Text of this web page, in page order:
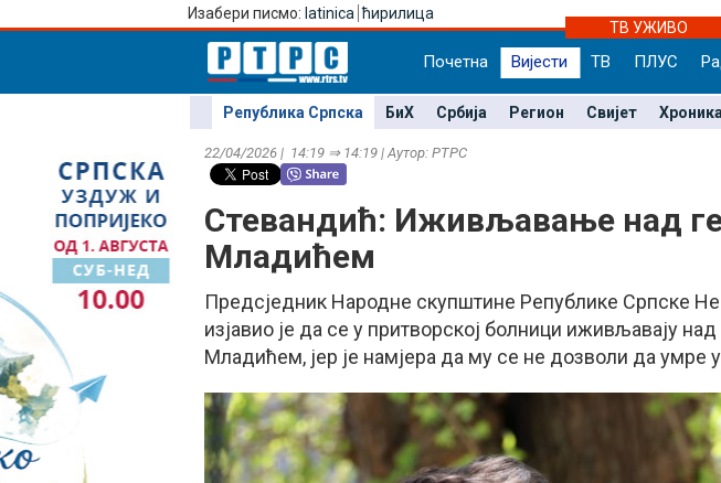
Изабери писмо: latinica ћирилица
ТВ УЖИВО
Почетна Вијести ТВ ПЛУС
Република Српска БиХ Србија Регион Свијет Хроника
22/04/2026 | 14:19 ⇒ 14:19 | Аутор: РТРС
Стевандић: Иживљавање над
Младићем
Предсједник Народне скупштине Републике Српске
изјавио је да се у притворској болници иживљавају
Младићем, јер је намјера да му се не дозволи да умре